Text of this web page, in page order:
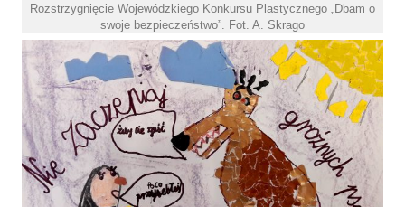
Rozstrzygnięcie Wojewódzkiego Konkursu Plastycznego „Dbam o
swoje bezpieczeństwo”. Fot. A. Skrago